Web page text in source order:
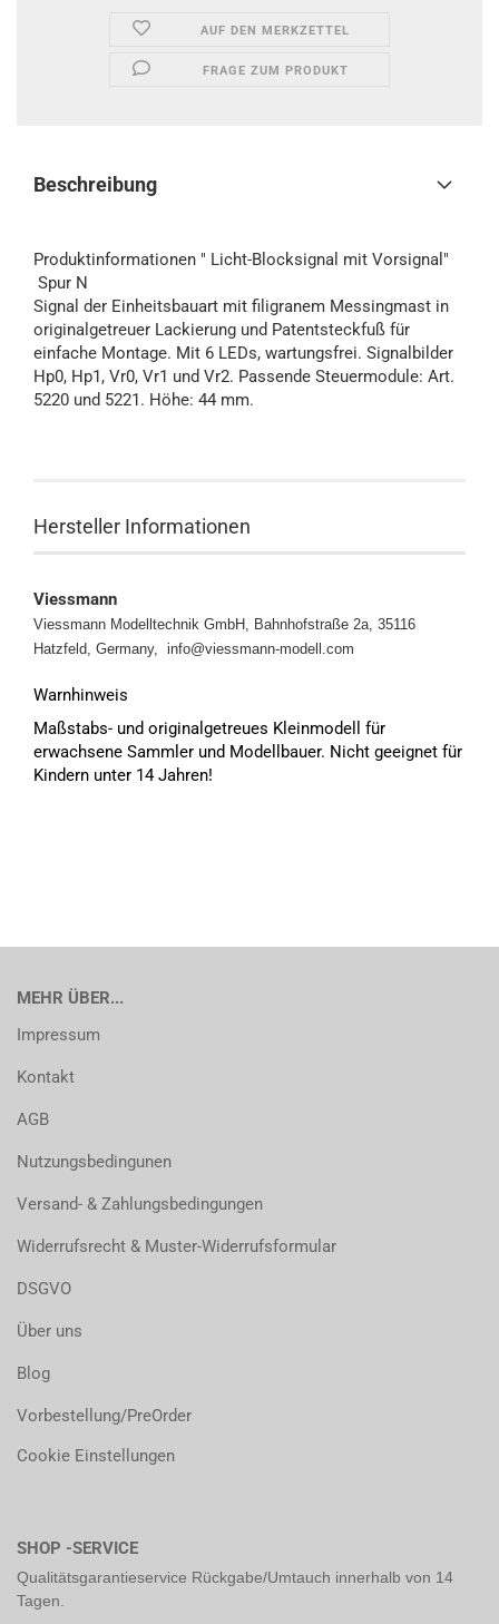
AUF DEN MERKZETTEL
FRAGE ZUM PRODUKT
Beschreibung
Produktinformationen " Licht-Blocksignal mit Vorsignal"
Spur N
Signal der Einheitsbauart mit filigranem Messingmast in
originalgetreuer Lackierung und Patentsteckfuß für
einfache Montage. Mit 6 LEDs, wartungsfrei. Signalbilder
Hp0, Hp1, Vr0, Vr1 und Vr2. Passende Steuermodule: Art.
5220 und 5221. Höhe: 44 mm.
Hersteller Informationen
Viessmann
Viessmann Modelltechnik GmbH, Bahnhofstraße 2a, 35116
Hatzfeld, Germany, info@viessmann-modell.com
Warnhinweis
Maßstabs- und originalgetreues Kleinmodell für
erwachsene Sammler und Modellbauer. Nicht geeignet für
Kindern unter 14 Jahren!
MEHR ÜBER...
Impressum
Kontakt
AGB
Nutzungsbedingunen
Versand- & Zahlungsbedingungen
Widerrufsrecht & Muster-Widerrufsformular
DSGVO
Über uns
Blog
Vorbestellung/PreOrder
Cookie Einstellungen
SHOP -SERVICE
Qualitätsgarantieservice Rückgabe/Umtauch innerhalb von 14
Tagen.